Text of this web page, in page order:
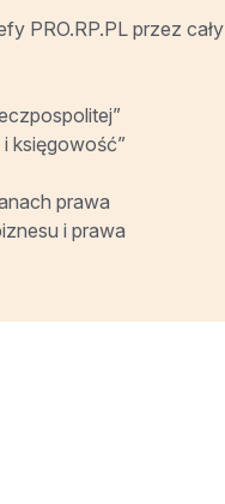
PRO.RP.PL przez cały
księgowość”
prawa
i prawa